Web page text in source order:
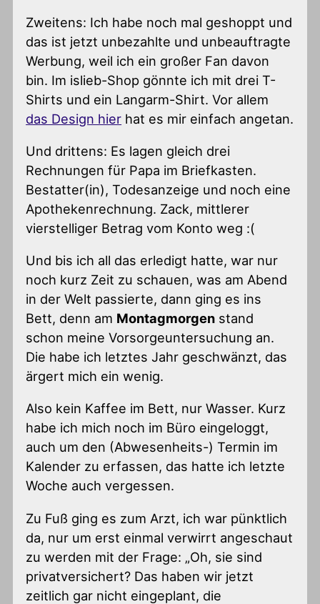
Zweitens: Ich habe noch mal geshoppt und
das ist jetzt unbezahlte und unbeauftragte
Werbung, weil ich ein großer Fan davon
bin. Im islieb-Shop gönnte ich mit drei T-
Shirts und ein Langarm-Shirt. Vor allem
das Design hier hat es mir einfach angetan.
Und drittens: Es lagen gleich drei
Rechnungen für Papa im Briefkasten.
Bestatter(in), Todesanzeige und noch eine
Apothekenrechnung. Zack, mittlerer
vierstelliger Betrag vom Konto weg :(
Und bis ich all das erledigt hatte, war nur
noch kurz Zeit zu schauen, was am Abend
in der Welt passierte, dann ging es ins
Bett, denn am Montagmorgen stand
schon meine Vorsorgeuntersuchung an.
Die habe ich letztes Jahr geschwänzt, das
ärgert mich ein wenig.
Also kein Kaffee im Bett, nur Wasser. Kurz
habe ich mich noch im Büro eingeloggt,
auch um den (Abwesenheits-) Termin im
Kalender zu erfassen, das hatte ich letzte
Woche auch vergessen.
Zu Fuß ging es zum Arzt, ich war pünktlich
da, nur um erst einmal verwirrt angeschaut
zu werden mit der Frage: „Oh, sie sind
privatversichert? Das haben wir jetzt
zeitlich gar nicht eingeplant, die